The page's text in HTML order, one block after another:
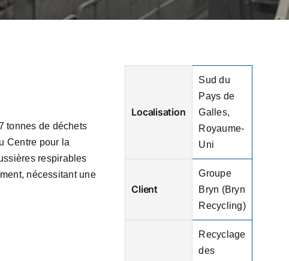
tonnes de déchets
Centre pour la
respirables
nécessitant une
Localisation
Sud du
Pays de
Galles,
Royaume-
Uni
Client
Groupe
Bryn (Bryn
Recycling)
Recyclage
des